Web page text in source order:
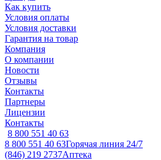
Как купить
Условия оплаты
Условия доставки
Гарантия на товар
Компания
О компании
Новости
Отзывы
Контакты
Партнеры
Лицензии
Контакты
8 800 551 40 63
8 800 551 40 63Горячая линия 24/7
(846) 219 2737Аптека